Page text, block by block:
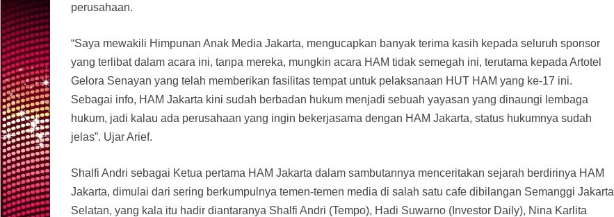
perusahaan.
“Saya mewakili Himpunan Anak Media Jakarta, mengucapkan banyak terima kasih kepada seluruh sponsor
yang terlibat dalam acara ini, tanpa mereka, mungkin acara HAM tidak semegah ini, terutama kepada Artotel
Gelora Senayan yang telah memberikan fasilitas tempat untuk pelaksanaan HUT HAM yang ke-17 ini.
Sebagai info, HAM Jakarta kini sudah berbadan hukum menjadi sebuah yayasan yang dinaungi lembaga
hukum, jadi kalau ada perusahaan yang ingin bekerjasama dengan HAM Jakarta, status hukumnya sudah
jelas”. Ujar Arief.
Shalfi Andri sebagai Ketua pertama HAM Jakarta dalam sambutannya menceritakan sejarah berdirinya HAM
Jakarta, dimulai dari sering berkumpulnya temen-temen media di salah satu cafe dibilangan Semanggi Jakarta
Selatan, yang kala itu hadir diantaranya Shalfi Andri (Tempo), Hadi Suwarno (Investor Daily), Nina Karlita